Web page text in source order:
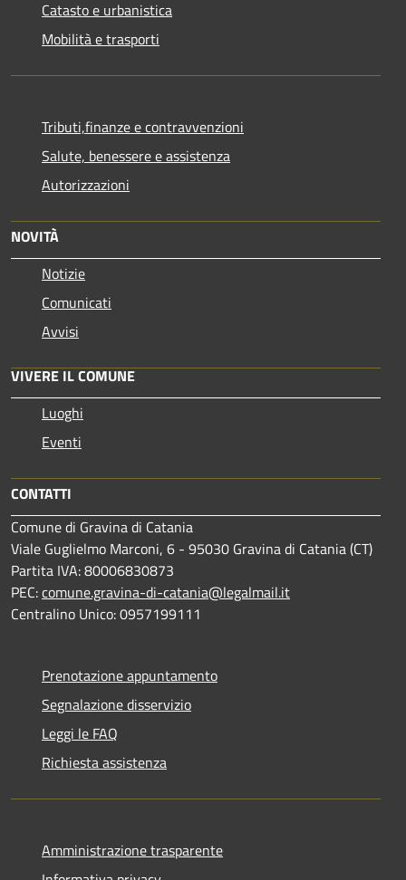
Catasto e urbanistica
Mobilità e trasporti
Tributi,finanze e contravvenzioni
Salute, benessere e assistenza
Autorizzazioni
NOVITÀ
Notizie
Comunicati
Avvisi
VIVERE IL COMUNE
Luoghi
Eventi
CONTATTI
Comune di Gravina di Catania
Viale Guglielmo Marconi, 6 - 95030 Gravina di Catania (CT)
Partita IVA: 80006830873
PEC:comune.gravina-di-catania@legalmail.it
Centralino Unico: 0957199111
Prenotazione appuntamento
Segnalazione disservizio
Leggi le FAQ
Richiesta assistenza
Amministrazione trasparente